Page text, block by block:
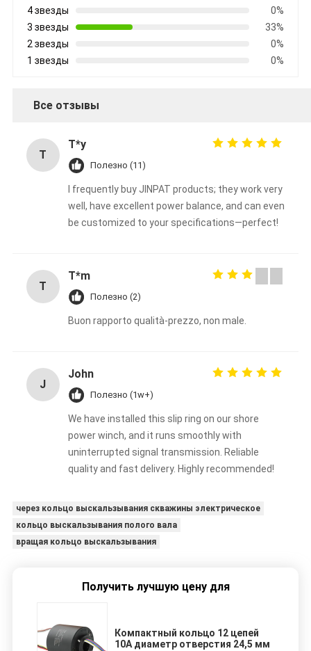
4 звезды
0%
3 звезды
33%
2 звезды
0%
1 звезды
0%
Все отзывы
T
T*y
Полезно (11)
I frequently buy JINPAT products; they work very
well, have excellent power balance, and can even
be customized to your specifications—perfect!
T
T*m
Полезно (2)
Buon rapporto qualità-prezzo, non male.
J
John
Полезно (1w+)
We have installed this slip ring on our shore
power winch, and it runs smoothly with
uninterrupted signal transmission. Reliable
quality and fast delivery. Highly recommended!
через кольцо выскальзывания скважины электрическое
кольцо выскальзывания полого вала
вращая кольцо выскальзывания
Получить лучшую цену для
Компактный кольцо 12 цепей
10А диаметр отверстия 24,5 мм